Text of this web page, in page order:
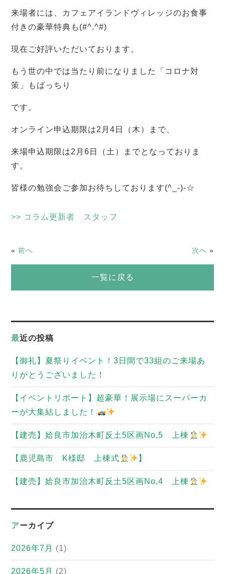
来場者には、カフェアイランドヴィレッジのお食事
付きの豪華特典も(#^.^#)
現在ご好評いただいております。
もう世の中では当たり前になりました「コロナ対
策」もばっちり
です。
オンライン申込期限は2月4日（木）まで、
来場申込期限は2月6日（土）までとなっておりま
す。
皆様の勉強会ご参加お待ちしております(^_-)-☆
>> コラム更新者 スタッフ
«前へ 次へ »
一覧に戻る
最近の投稿
【御礼】夏祭りイベント！3日間で33組のご来場あ
りがとうございました！
【イベントリポート】超豪華！展示場にスーパーカ
ーが大集結しました！
【建売】姶良市加治木町反土5区画No,5 上棟
【鹿児島市 K様邸 上棟式 】
【建売】姶良市加治木町反土5区画No,4 上棟
アーカイブ
2026年7月 (1)
2026年5月 (2)